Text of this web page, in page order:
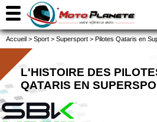
Accueil > Sport > Supersport > Pilotes Qataris en
L'HISTOIRE DES
QATARIS EN